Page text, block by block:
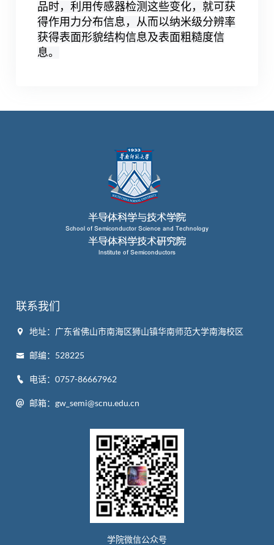
品时，利用传感器检测这些变化，就可获
得作用力分布信息，从而以纳米级分辨率
获得表面形貌结构信息及表面粗糙度信
息。
联系我们
地址：广东省佛山市南海区狮山镇华南师范大学南海校区
邮编：528225
电话：0757-86667962
邮箱：gw_semi@scnu.edu.cn
学院微信公众号